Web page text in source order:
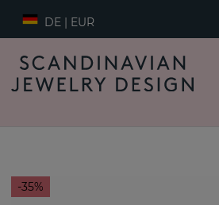
DE | EUR
35